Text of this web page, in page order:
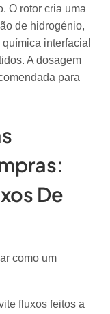
O rotor cria uma
de hidrogénio,
interfacial
A dosagem
para
De
como um
fluxos feitos a